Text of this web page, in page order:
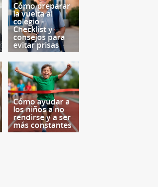
Cómo preparar
la vuelta al
colegio -
Checklist y
consejos para
evitar prisas
Cómo ayudar a
los niños a no
rendirse y a ser
más constantes